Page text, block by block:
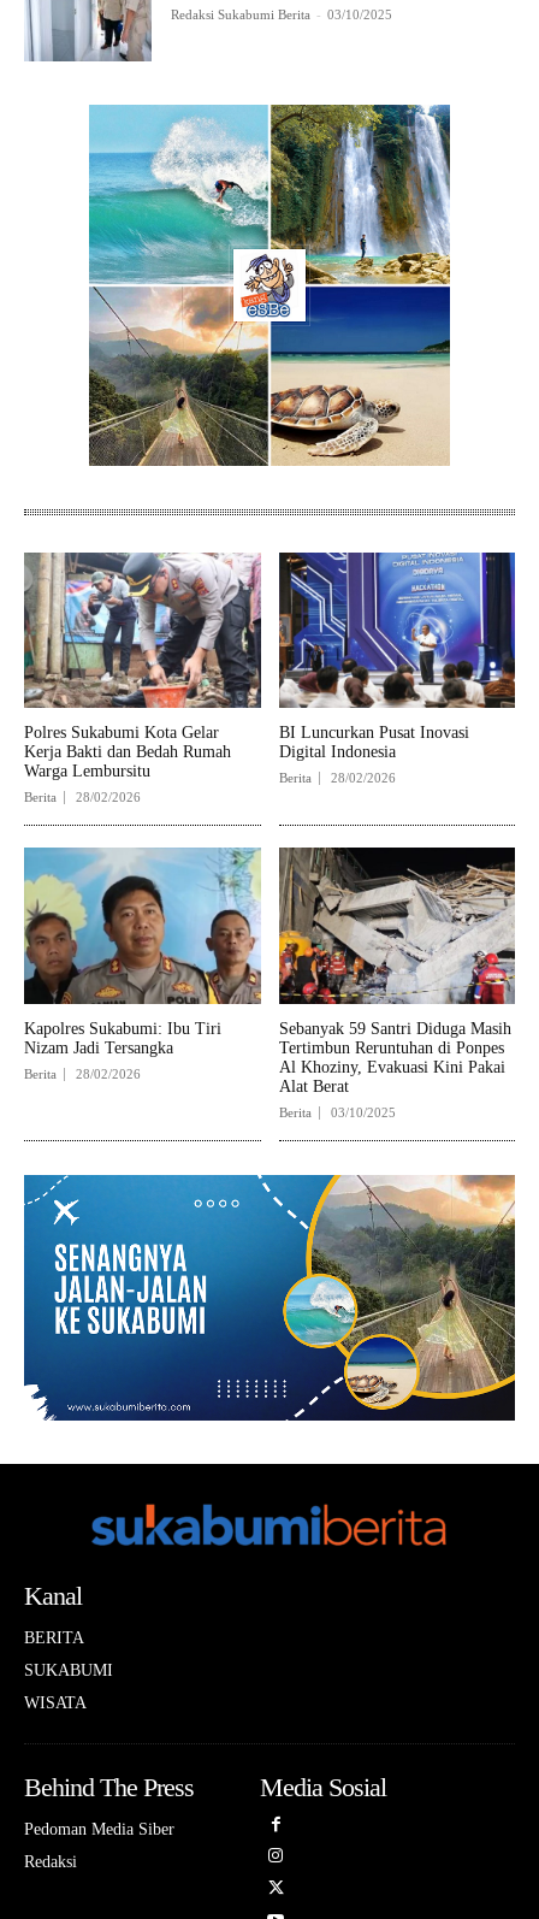
Redaksi Sukabumi Berita - 03/10/2025
Polres Sukabumi Kota Gelar
Kerja Bakti dan Bedah Rumah
Warga Lembursitu
Berita 28/02/2026
BI Luncurkan Pusat Inovasi
Digital Indonesia
Berita 28/02/2026
Kapolres Sukabumi: Ibu Tiri
Nizam Jadi Tersangka
Berita 28/02/2026
Sebanyak 59 Santri Diduga Masih
Tertimbun Reruntuhan di Ponpes
Al Khoziny, Evakuasi Kini Pakai
Alat Berat
Berita 03/10/2025
Kanal
BERITA
SUKABUMI
WISATA
Behind The Press
Pedoman Media Siber
Redaksi
Media Sosial